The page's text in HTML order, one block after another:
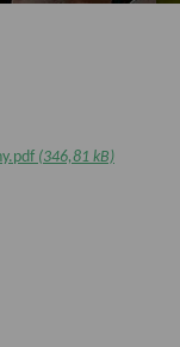
(346,81 kB)